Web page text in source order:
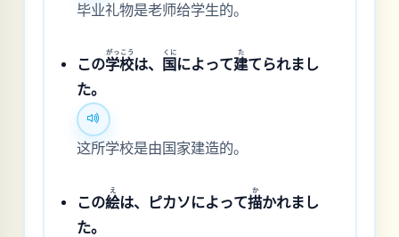
毕业礼物是老师给学生的。
この学
がっ
校
こう
は、 国
くに
によって建
た
てられまし
た。
这所学校是由国家建造的。
この絵
え
は、ピカソによって描
か
かれまし
た。